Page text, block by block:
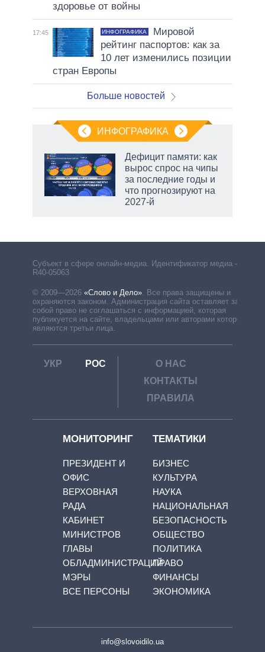
здоровье от войны
17:45 ИНФОГРАФИКА
Мировой
рейтинг паспортов: как за
10 лет изменились позиции
стран Европы
Больше новостей
ИНФОГРАФИКА
Дефицит памяти: как
вырос спрос на чипы
за последние годы и
что прогнозируют на
2027-й
Субъект в сфере онлайн-медиа. Идентификатор медиа –
R40-05063
© 2009—2026 «Слово и Дело». Все права защищены и
охраняются законом. Администрация сайта оставляет за
собой право не соглашаться с информацией, которая
публикуется на сайте, владельцами или авторами которой
являются третьи лица.
УКР РОС
О НАС
КОНТАКТЫ
ПРАВИЛА
МОНИТОРИНГ
ПРЕЗИДЕНТ И
ОФИС
ВЕРХОВНАЯ
РАДА
КАБИНЕТ
МИНИСТРОВ
ГЛАВЫ
ОБЛАДМИНИСТРАЦИЙ
МЭРЫ
ВСЕ ПЕРСОНЫ
ТЕМАТИКИ
БИЗНЕС
КУЛЬТУРА
НАУКА
НАЦИОНАЛЬНАЯ
БЕЗОПАСНОСТЬ
ОБЩЕСТВО
ПОЛИТИКА
ПРАВО
ФИНАНСЫ
ЭКОНОМИКА
info@slovoidilo.ua